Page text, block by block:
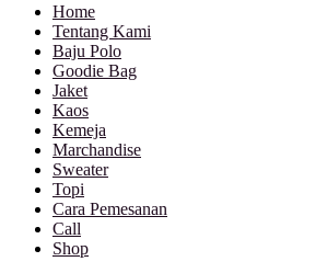
Home
Tentang Kami
Baju Polo
Goodie Bag
Jaket
Kaos
Kemeja
Marchandise
Sweater
Topi
Cara Pemesanan
Call
Shop